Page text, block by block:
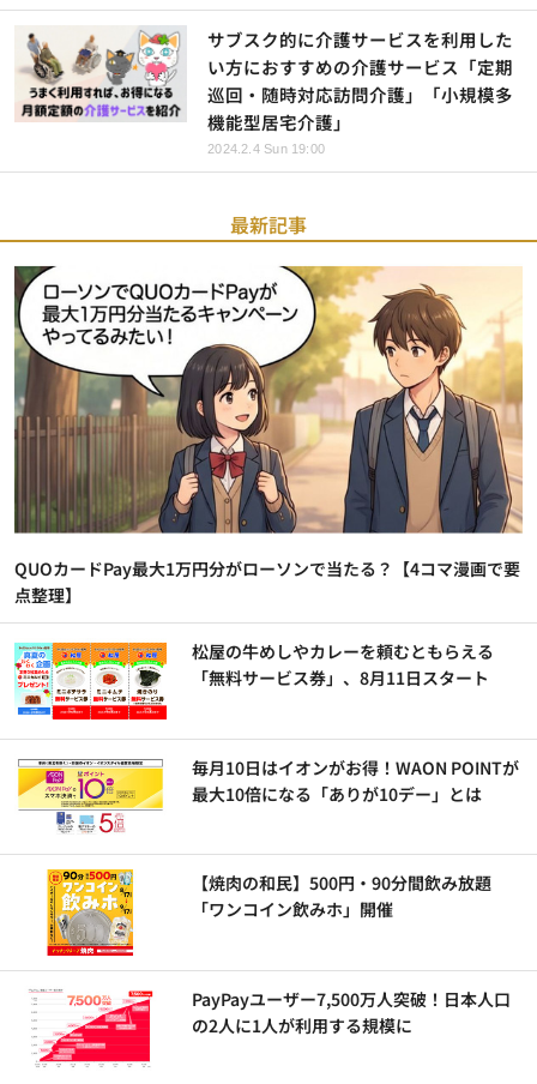
サブスク的に介護サービスを利用した
い方におすすめの介護サービス「定期
巡回・随時対応訪問介護」「小規模多
機能型居宅介護」
2024.2.4 Sun 19:00
最新記事
QUOカードPay最大1万円分がローソンで当たる？【4コマ漫画で要
点整理】
松屋の牛めしやカレーを頼むともらえる
「無料サービス券」、8月11日スタート
毎月10日はイオンがお得！WAON POINTが
最大10倍になる「ありが10デー」とは
【焼肉の和民】500円・90分間飲み放題
「ワンコイン飲みホ」開催
PayPayユーザー7,500万人突破！日本人口
の2人に1人が利用する規模に